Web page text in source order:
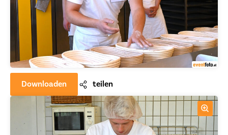
Downloaden teilen